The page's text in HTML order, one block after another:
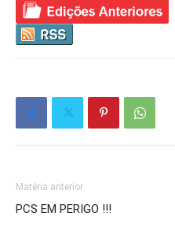
Matéria anterior
PCS EM PERIGO !!!